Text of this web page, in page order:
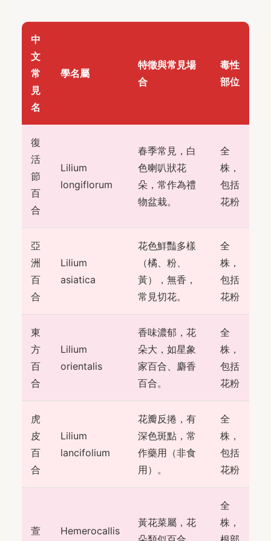
中
文
常
見
名
學名屬
特徵與常見場
合
毒性
部位
復
活
節
百
合
Lilium
longiflorum
春季常見，白
色喇叭狀花
朵，常作為禮
物盆栽。
全
株，
包括
花粉
亞
洲
百
合
Lilium
asiatica
花色鮮豔多樣
（橘、粉、
黃），無香，
常見切花。
全
株，
包括
花粉
東
方
百
合
Lilium
orientalis
香味濃郁，花
朵大，如星象
家百合、麝香
百合。
全
株，
包括
花粉
虎
皮
百
合
Lilium
lancifolium
花瓣反捲，有
深色斑點，常
作藥用（非食
用）。
全
株，
包括
花粉
萱 Hemerocallis
黃花菜屬，花
全
株，